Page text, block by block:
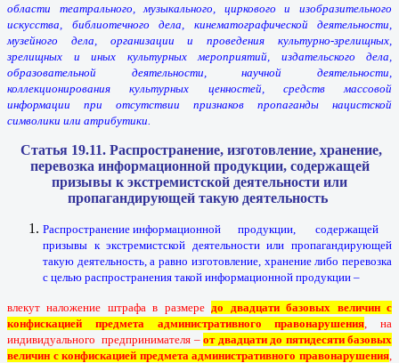
области театрального, музыкального, циркового и изобразительного
искусства, библиотечного дела, кинематографической деятельности,
музейного дела, организации и проведения культурно-зрелищных,
зрелищных и иных культурных мероприятий, издательского дела,
образовательной деятельности, научной деятельности,
коллекционирования культурных ценностей, средств массовой
информации при отсутствии признаков пропаганды нацистской
символики или атрибутики.
Статья 19.11. Распространение, изготовление, хранение,
перевозка информационной продукции, содержащей
призывы к экстремистской деятельности или
пропагандирующей такую деятельность
Распространение информационной продукции, содержащей
призывы к экстремистской деятельности или пропагандирующей
такую деятельность, а равно изготовление, хранение либо перевозка
с целью распространения такой информационной продукции –
влекут наложение штрафа в размере до двадцати базовых величин с
конфискацией предмета административного правонарушения , на
индивидуального предпринимателя – от двадцати до пятидесяти базовых
величин с конфискацией предмета административного правонарушения